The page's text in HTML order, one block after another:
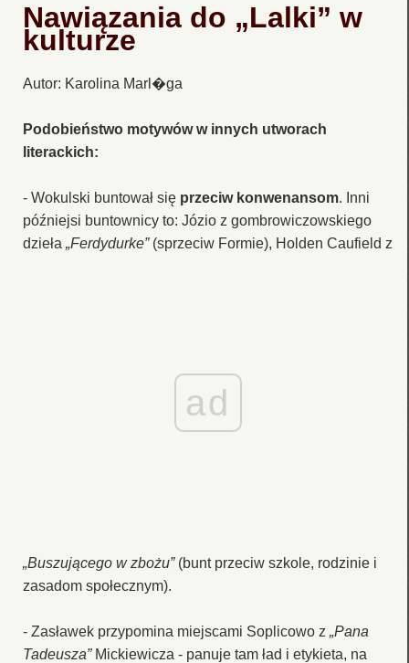
Nawiązania do „Lalki” w
kulturze
Autor: Karolina Marl�ga
Podobieństwo motywów w innych utworach
literackich:
- Wokulski buntował się przeciw konwenansom. Inni
późniejsi buntownicy to: Józio z gombrowiczowskiego
dzieła „Ferdydurke”(sprzeciw Formie), Holden Caufield z
ad
„Buszującego w zbożu”(bunt przeciw szkole, rodzinie i
zasadom społecznym).
- Zasławek przypomina miejscami Soplicowo z „Pana
Tadeusza”Mickiewicza - panuje tam ład i etykieta, na